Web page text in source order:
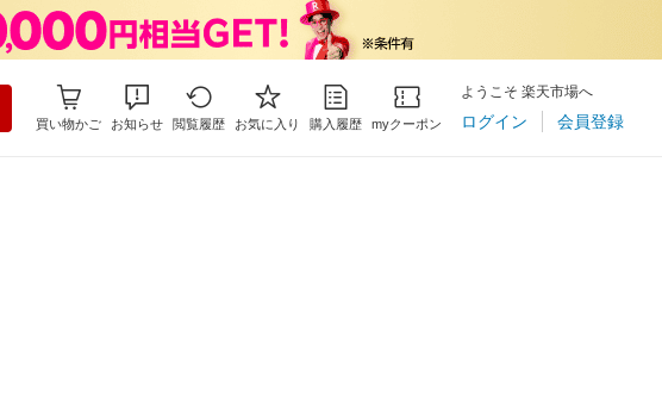
買い物かご お知らせ 閲覧履歴 お気に入り 購入履歴 myクーポン
ようこそ 楽天市場へ
ログイン 会員登録